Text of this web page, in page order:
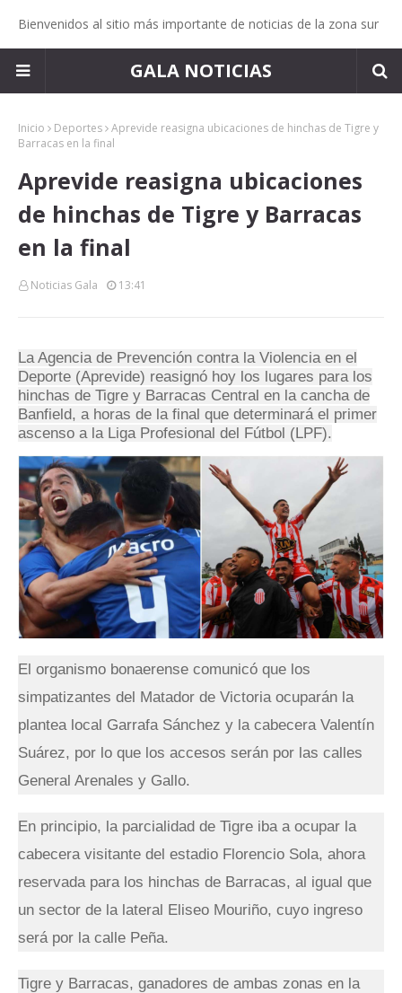
Bienvenidos al sitio más importante de noticias de la zona sur
GALA NOTICIAS
Inicio Deportes Aprevide reasigna ubicaciones de hinchas de Tigre y
Barracas en la final
Aprevide reasigna ubicaciones
de hinchas de Tigre y Barracas
en la final
Noticias Gala 13:41
La Agencia de Prevención contra la Violencia en el
Deporte (Aprevide) reasignó hoy los lugares para los
hinchas de Tigre y Barracas Central en la cancha de
Banfield, a horas de la final que determinará el primer
ascenso a la Liga Profesional del Fútbol (LPF).
El organismo bonaerense comunicó que los
simpatizantes del Matador de Victoria ocuparán la
plantea local Garrafa Sánchez y la cabecera Valentín
Suárez, por lo que los accesos serán por las calles
General Arenales y Gallo.
En principio, la parcialidad de Tigre iba a ocupar la
cabecera visitante del estadio Florencio Sola, ahora
reservada para los hinchas de Barracas, al igual que
un sector de la lateral Eliseo Mouriño, cuyo ingreso
será por la calle Peña.
Tigre y Barracas, ganadores de ambas zonas en la